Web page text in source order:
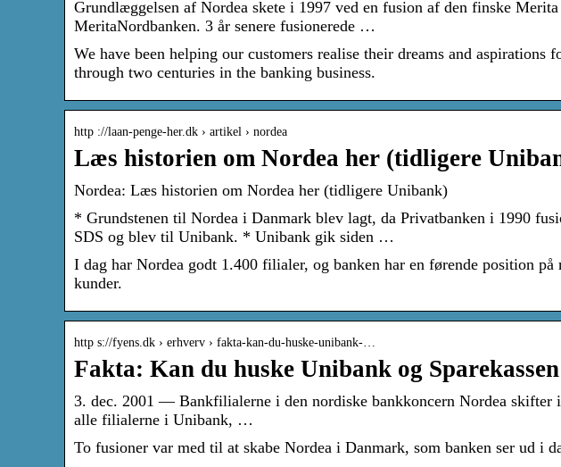
Grundlæggelsen af Nordea skete i 1997 ved en fusion af den finske
MeritaNordbanken. 3 år senere fusionerede …
We have been helping our customers realise their dreams and
through two centuries in the banking business.
http ://laan-penge-her.dk › artikel › nordea
Læs historien om Nordea her (tidligere
Nordea: Læs historien om Nordea her (tidligere Unibank)
* Grundstenen til Nordea i Danmark blev lagt, da Privatbanken i 1990
SDS og blev til Unibank. * Unibank gik siden …
I dag har Nordea godt 1.400 filialer, og banken har en førende position
kunder.
http s://fyens.dk › erhverv › fakta-kan-du-huske-unibank-…
Fakta: Kan du huske Unibank og
3. dec. 2001 — Bankfilialerne i den nordiske bankkoncern Nordea skifter
alle filialerne i Unibank, …
To fusioner var med til at skabe Nordea i Danmark, som banken ser ud i